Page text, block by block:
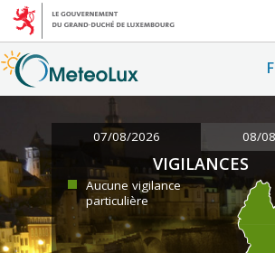
07/08/2026 08/
VIGILANCES
Aucune vigilance
particulière